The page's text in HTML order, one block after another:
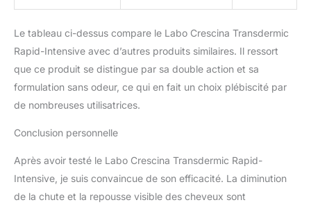
Le tableau ci-dessus compare le Labo Crescina Transdermic
Rapid-Intensive avec d’autres produits similaires. Il ressort
que ce produit se distingue par sa double action et sa
formulation sans odeur, ce qui en fait un choix plébiscité par
de nombreuses utilisatrices.
Conclusion personnelle
Après avoir testé le Labo Crescina Transdermic Rapid-
Intensive, je suis convaincue de son efficacité. La diminution
de la chute et la repousse visible des cheveux sont